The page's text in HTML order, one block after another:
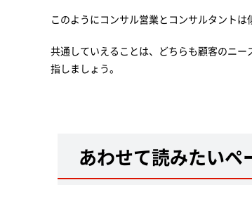
このようにコンサル営業とコンサルタント
共通していえることは、どちらも顧客のニ
指しましょう。
あわせて読みたいペ